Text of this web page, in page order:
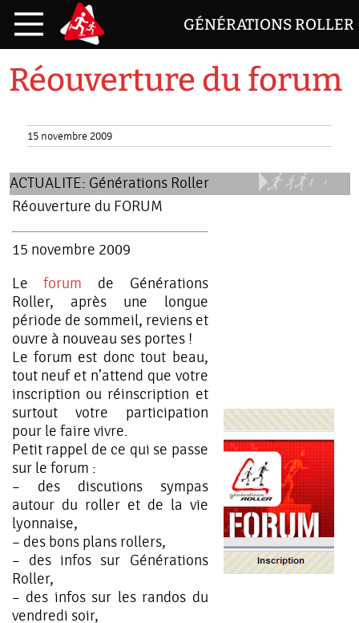
GÉNÉRATIONS ROLLER
Réouverture du forum
15 novembre 2009
ACTUALITE: Générations Roller
Réouverture du FORUM
15 novembre 2009
Leforum de Générations
Roller, après une longue
période de sommeil, reviens et
ouvre à nouveau ses portes !
Le forum est donc tout beau,
tout neuf et n’attend que votre
inscription ou réinscription et
surtout votre participation
pour le faire vivre.
Petit rappel de ce qui se passe
sur le forum :
– des discutions sympas
autour du roller et de la vie
lyonnaise,
– des bons plans rollers,
– des infos sur Générations
Roller,
– des infos sur les randos du
vendredi soir,